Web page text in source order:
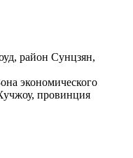
район Сунцзян,
экономического
провинция